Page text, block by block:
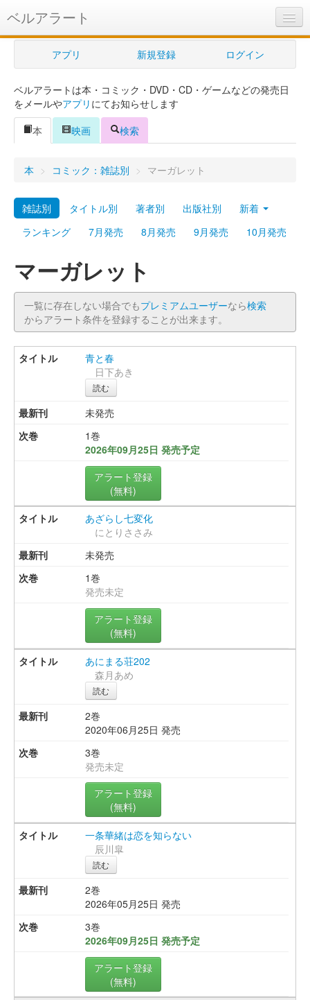
ベルアラート
ベルアラートとは
ヘルプ
新規登録
ログイン
Myシェルフ
プレミアム
アプリ 新規登録 ログイン
ベルアラートは本・コミック・DVD・CD・ゲームなどの発売日
をメールやアプリ にてお知らせします
本
映画 検索
本 > コミック：雑誌別 > マーガレット
雑誌別 タイトル別 著者別 出版社別
新着
ランキング
7月発売 8月発売 9月発売 10月発売
マーガレット
一覧に存在しない場合でもプレミアムユーザーなら検索
からアラート条件を登録することが出来ます。
青と春
日下あき
読む
未発売
1巻
2026年09月25日 発売予定
アラート登録
(無料)
あざらし七変化
にとりささみ
未発売
1巻
発売未定
アラート登録
(無料)
あにまる荘202
森月あめ
読む
2巻
2020年06月25日 発売
3巻
発売未定
アラート登録
(無料)
一条華緒は恋を知らない
辰川皐
読む
2巻
2026年05月25日 発売
3巻
2026年09月25日 発売予定
アラート登録
(無料)